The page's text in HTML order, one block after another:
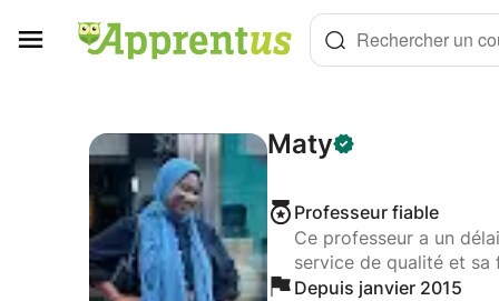
Rechercher un
Maty
Professeur fiable
Ce professeur a un
service de qualité et sa
Depuis janvier 2015